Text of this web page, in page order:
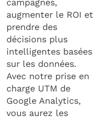
campagnes,
augmenter le ROI et
prendre des
décisions plus
intelligentes basées
sur les données.
Avec notre prise en
charge UTM de
Google Analytics,
vous aurez les